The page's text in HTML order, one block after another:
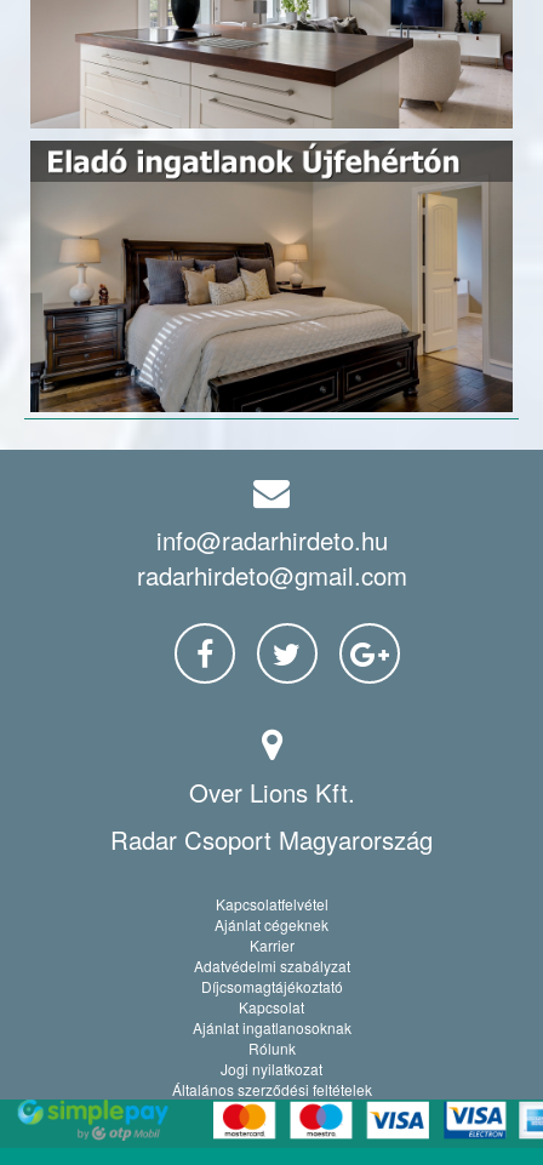
info@radarhirdeto.hu
radarhirdeto@gmail.com
Over Lions Kft.
Radar Csoport Magyarország
Kapcsolatfelvétel
Ajánlat cégeknek
Karrier
Adatvédelmi szabályzat
Díjcsomagtájékoztató
Kapcsolat
Ajánlat ingatlanosoknak
Rólunk
Jogi nyilatkozat
Általános szerződési feltételek